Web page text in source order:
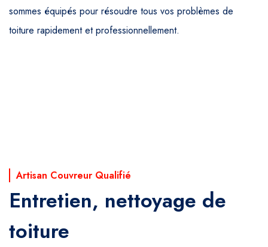
sommes équipés pour résoudre tous vos problèmes de
toiture rapidement et professionnellement.
Artisan Couvreur Qualifié
Entretien, nettoyage de
toiture